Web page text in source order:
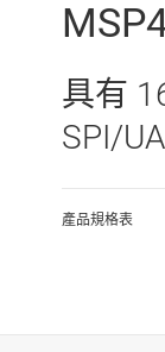
具有
SPI/
產品規格表